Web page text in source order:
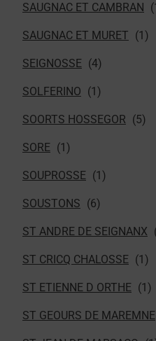
SAUGNAC ET CAMBRAN
SAUGNAC ET MURET
SEIGNOSSE
SOLFERINO
SOORTS HOSSEGOR
SORE
SOUPROSSE
SOUSTONS
ST ANDRE DE SEIGNANX
ST CRICQ CHALOSSE
ST ETIENNE D ORTHE
ST GEOURS DE MAREMNE